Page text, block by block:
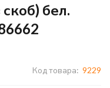
бел.
Код товара: 9229